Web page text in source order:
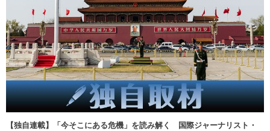
【独自連載】「今そこにある危機」を読み解く 国際ジャーナリスト・